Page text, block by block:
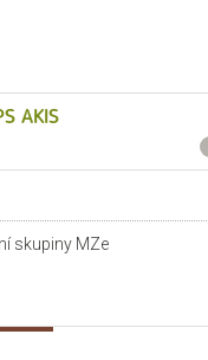
AKIS
skupiny MZe